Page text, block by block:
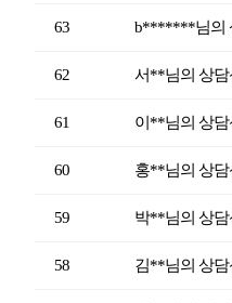
63 b*******님의
62 서**님의 상담
61 이**님의 상
60 홍**님의 상
59 박**님의 상
58 김**님의 상